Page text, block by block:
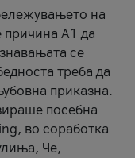
на
причина А1 да
се
треба да
приказна.
посебна
во соработка
Че,